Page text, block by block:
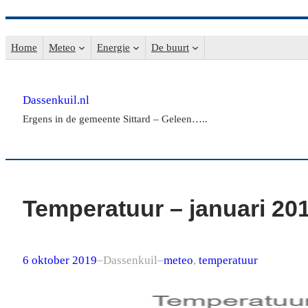
naar
Home Meteo Energie De buurt
Dassenkuil.nl
Ergens in de gemeente Sittard – Geleen…..
Temperatuur – januari
6 oktober 2019–Dassenkuil–meteo, temperatuur